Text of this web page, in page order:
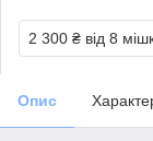
2 300 ₴ від 8
Опис